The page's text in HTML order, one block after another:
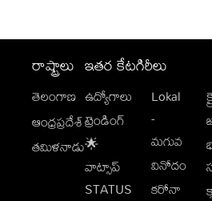
రాష్ట్రాలు
తెలంగాణ
ఆంధ్రప్రదేశ్
తమిళనాడు
ఇతర కేటగిరీలు
ఉద్యోగాలు
ట్రెండింగ్
🌟
వాట్సాప్
STATUS
Lokal
-
మగువ
వినోదం
కరోనా